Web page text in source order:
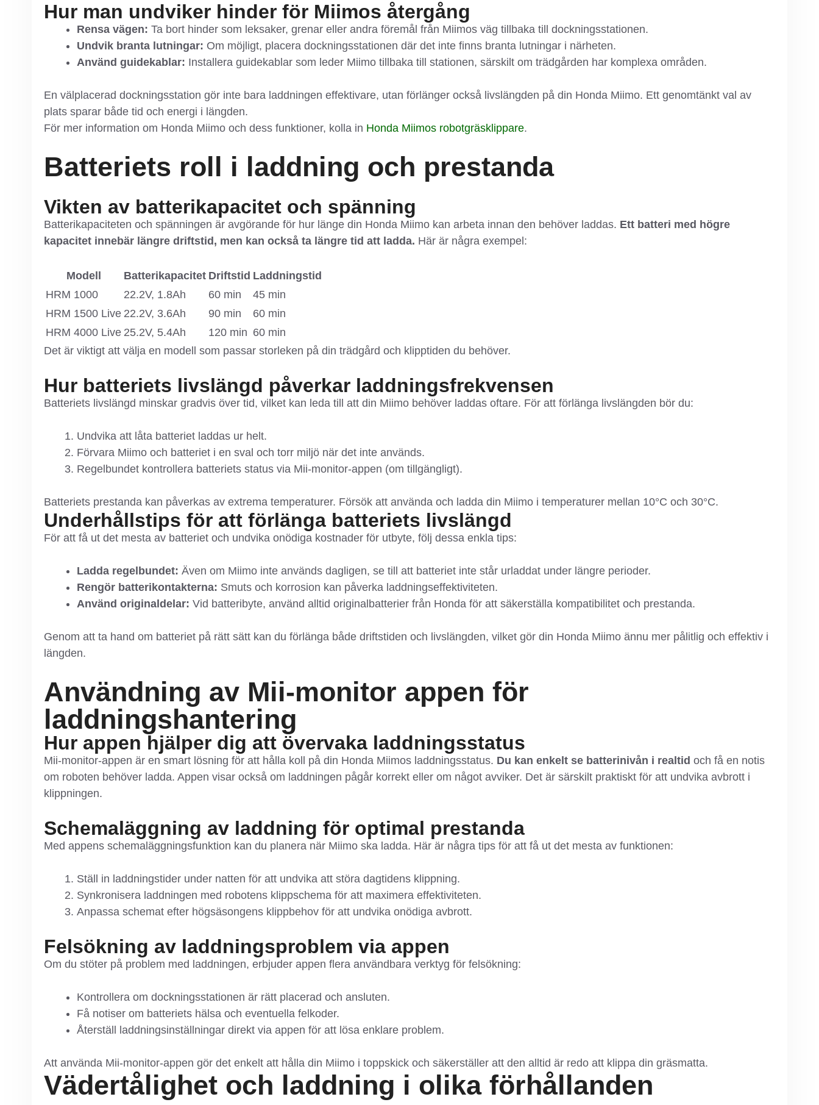
Hur man undviker hinder för Miimos återgång
Rensa vägen: Ta bort hinder som leksaker, grenar eller andra föremål från Miimos väg tillbaka till dockningsstationen.
Undvik branta lutningar: Om möjligt, placera dockningsstationen där det inte finns branta lutningar i närheten.
Använd guidekablar: Installera guidekablar som leder Miimo tillbaka till stationen, särskilt om trädgården har komplexa områden.
En välplacerad dockningsstation gör inte bara laddningen effektivare, utan förlänger också livslängden på din Honda Miimo. Ett genomtänkt val av
plats sparar både tid och energi i längden.
För mer information om Honda Miimo och dess funktioner, kolla in Honda Miimos robotgräsklippare.
Batteriets roll i laddning och prestanda
Vikten av batterikapacitet och spänning
Batterikapaciteten och spänningen är avgörande för hur länge din Honda Miimo kan arbeta innan den behöver laddas. Ett batteri med högre
kapacitet innebär längre driftstid, men kan också ta längre tid att ladda. Här är några exempel:
Modell Batterikapacitet Driftstid Laddningstid
HRM 1000
22.2V, 1.8Ah 60 min
45 min
HRM 1500 Live 22.2V, 3.6Ah 90 min
60 min
HRM 4000 Live 25.2V, 5.4Ah 120 min 60 min
Det är viktigt att välja en modell som passar storleken på din trädgård och klipptiden du behöver.
Hur batteriets livslängd påverkar laddningsfrekvensen
Batteriets livslängd minskar gradvis över tid, vilket kan leda till att din Miimo behöver laddas oftare. För att förlänga livslängden bör du:
Undvika att låta batteriet laddas ur helt.
Förvara Miimo och batteriet i en sval och torr miljö när det inte används.
Regelbundet kontrollera batteriets status via Mii-monitor-appen (om tillgängligt).
Batteriets prestanda kan påverkas av extrema temperaturer. Försök att använda och ladda din Miimo i temperaturer mellan 10°C och 30°C.
Underhållstips för att förlänga batteriets livslängd
För att få ut det mesta av batteriet och undvika onödiga kostnader för utbyte, följ dessa enkla tips:
Ladda regelbundet: Även om Miimo inte används dagligen, se till att batteriet inte står urladdat under längre perioder.
Rengör batterikontakterna: Smuts och korrosion kan påverka laddningseffektiviteten.
Använd originaldelar: Vid batteribyte, använd alltid originalbatterier från Honda för att säkerställa kompatibilitet och prestanda.
Genom att ta hand om batteriet på rätt sätt kan du förlänga både driftstiden och livslängden, vilket gör din Honda Miimo ännu mer pålitlig och effektiv i
längden.
Användning av Mii-monitor appen för
laddningshantering
Hur appen hjälper dig att övervaka laddningsstatus
Mii-monitor-appen är en smart lösning för att hålla koll på din Honda Miimos laddningsstatus. Du kan enkelt se batterinivån i realtid och få en notis
om roboten behöver ladda. Appen visar också om laddningen pågår korrekt eller om något avviker. Det är särskilt praktiskt för att undvika avbrott i
klippningen.
Schemaläggning av laddning för optimal prestanda
Med appens schemaläggningsfunktion kan du planera när Miimo ska ladda. Här är några tips för att få ut det mesta av funktionen:
Ställ in laddningstider under natten för att undvika att störa dagtidens klippning.
Synkronisera laddningen med robotens klippschema för att maximera effektiviteten.
Anpassa schemat efter högsäsongens klippbehov för att undvika onödiga avbrott.
Felsökning av laddningsproblem via appen
Om du stöter på problem med laddningen, erbjuder appen flera användbara verktyg för felsökning:
Kontrollera om dockningsstationen är rätt placerad och ansluten.
Få notiser om batteriets hälsa och eventuella felkoder.
Återställ laddningsinställningar direkt via appen för att lösa enklare problem.
Att använda Mii-monitor-appen gör det enkelt att hålla din Miimo i toppskick och säkerställer att den alltid är redo att klippa din gräsmatta.
Vädertålighet och laddning i olika förhållanden